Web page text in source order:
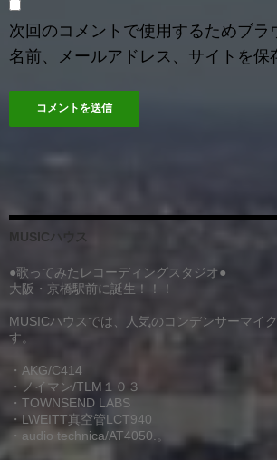
次回のコメントで使用するためブラ
名前、メールアドレス、サイトを保
MUSICハウス
●歌ってみたレコーディングスタジオ●
大阪・京橋駅前に誕生！！！
MUSICハウスでは、人気のコンデンサーマイ
す。
・AKG/C414
・ノイマン/TLM１０３
・TOWNSEND LABS
・LWEITT真空管LCT940
・audio technica/AT4050.。